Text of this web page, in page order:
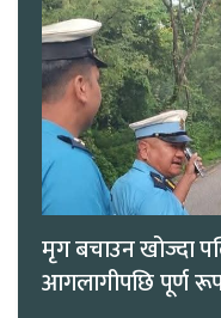
मृग बचाउन खोज्दा
आगलागीपछि पूर्ण